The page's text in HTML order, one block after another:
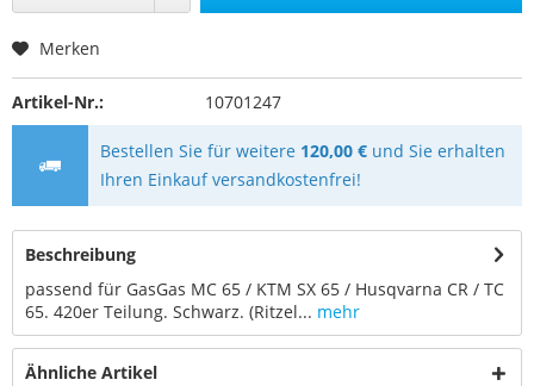
Merken
Artikel-Nr.: 10701247
Bestellen Sie für weitere 120,00 € und Sie erhalten
Ihren Einkauf versandkostenfrei!
Beschreibung
passend für GasGas MC 65 / KTM SX 65 / Husqvarna CR / TC
65. 420er Teilung. Schwarz. (Ritzel... mehr
Ähnliche Artikel